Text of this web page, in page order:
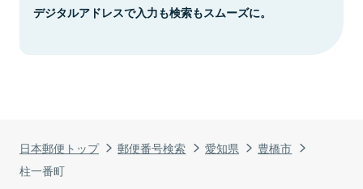
日本郵便トップ 郵便番号検索 愛知県
豊橋市
柱一番町
デジタルアドレスで入力も検索もスムーズに。